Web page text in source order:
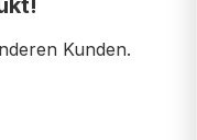
Kunden.